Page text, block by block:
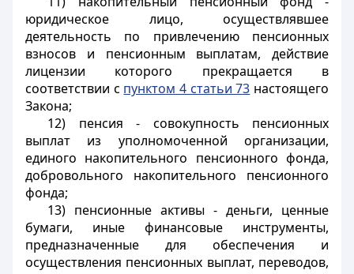
юридическое лицо, осуществлявшее
деятельность по привлечению пенсионных
взносов и пенсионным выплатам, действие
лицензии которого прекращается в
соответствии с пунктом 4 статьи 73 настоящего
Закона;
12) пенсия - совокупность пенсионных
выплат из уполномоченной организации,
единого накопительного пенсионного фонда,
добровольного накопительного пенсионного
фонда;
13) пенсионные активы - деньги, ценные
бумаги, иные финансовые инструменты,
предназначенные для обеспечения и
осуществления пенсионных выплат, переводов,